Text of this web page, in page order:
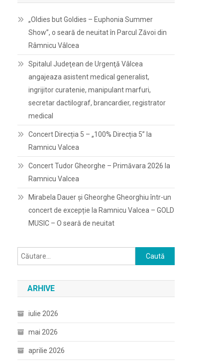
„Oldies but Goldies – Euphonia Summer
Show”, o seară de neuitat în Parcul Zăvoi din
Râmnicu Vâlcea
Spitalul Judeţean de Urgenţă Vâlcea
angajeaza asistent medical generalist,
ingrijitor curatenie, manipulant marfuri,
secretar dactilograf, brancardier, registrator
medical
Concert Direcția 5 – „100% Direcția 5” la
Ramnicu Valcea
Concert Tudor Gheorghe – Primăvara 2026 la
Ramnicu Valcea
Mirabela Dauer și Gheorghe Gheorghiu într-un
concert de excepție la Ramnicu Valcea – GOLD
MUSIC – O seară de neuitat
Caută
după:
ARHIVE
iulie 2026
mai 2026
aprilie 2026